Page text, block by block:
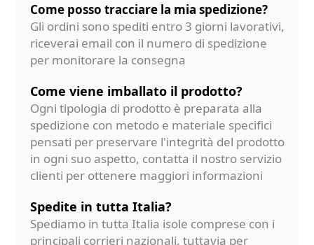
Come posso tracciare la mia spedizione?
Gli ordini sono spediti entro 3 giorni lavorativi,
riceverai email con il numero di spedizione
per monitorare la consegna
Come viene imballato il prodotto?
Ogni tipologia di prodotto è preparata alla
spedizione con metodo e materiale specifici
pensati per preservare l'integrità del prodotto
in ogni suo aspetto, contatta il nostro servizio
clienti per ottenere maggiori informazioni
Spedite in tutta Italia?
Spediamo in tutta Italia isole comprese con i
principali corrieri nazionali, tuttavia per